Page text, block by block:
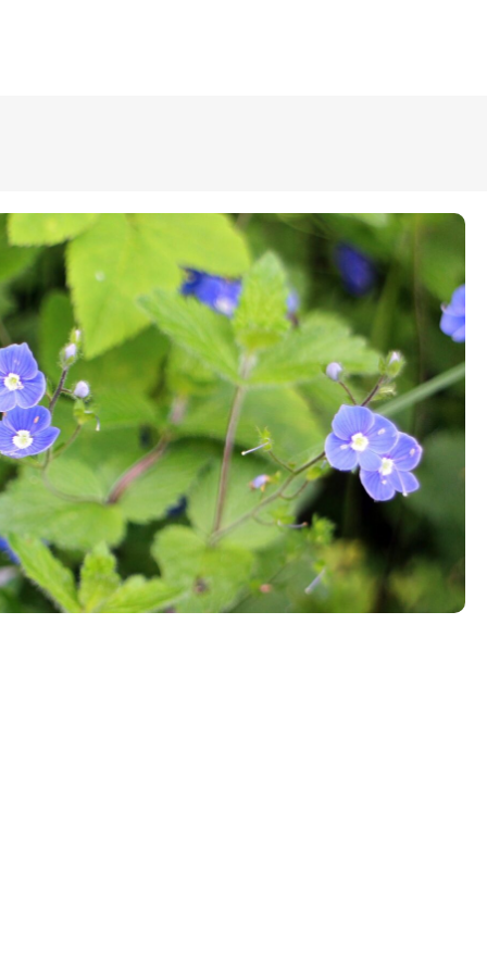
Meie kool
Dokumendid
Uudised
Lapsevanemale
Vilistlastele
Toitlustamine
Virtuaaltuur
Õpilasesindus
Kontaktid
Tööpakkumised